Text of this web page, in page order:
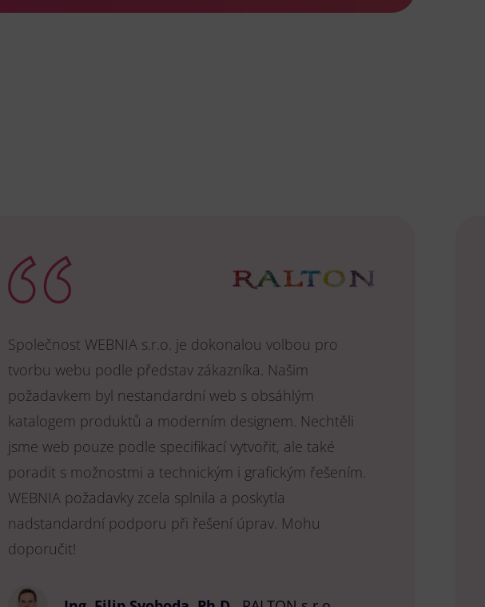
Společnost WEBNIA s.r.o. je dokonalou volbou pro
tvorbu webu podle představ zákazníka. Našim
požadavkem byl nestandardní web s obsáhlým
katalogem produktů a moderním designem. Nechtěli
jsme web pouze podle specifikací vytvořit, ale také
poradit s možnostmi a technickým i grafickým řešením.
WEBNIA požadavky zcela splnila a poskytla
nadstandardní podporu při řešení úprav. Mohu
doporučit!